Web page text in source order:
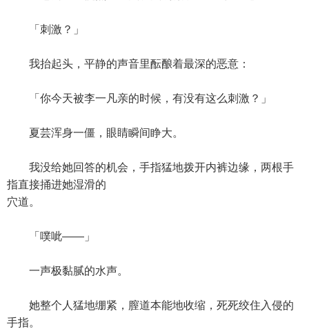
「刺激？」
我抬起头，平静的声音里酝酿着最深的恶意：
「你今天被李一凡亲的时候，有没有这么刺激？」
夏芸浑身一僵，眼睛瞬间睁大。
我没给她回答的机会，手指猛地拨开内裤边缘，两根手
指直接捅进她湿滑的
穴道。
「噗呲——」
一声极黏腻的水声。
她整个人猛地绷紧，膣道本能地收缩，死死绞住入侵的
手指。